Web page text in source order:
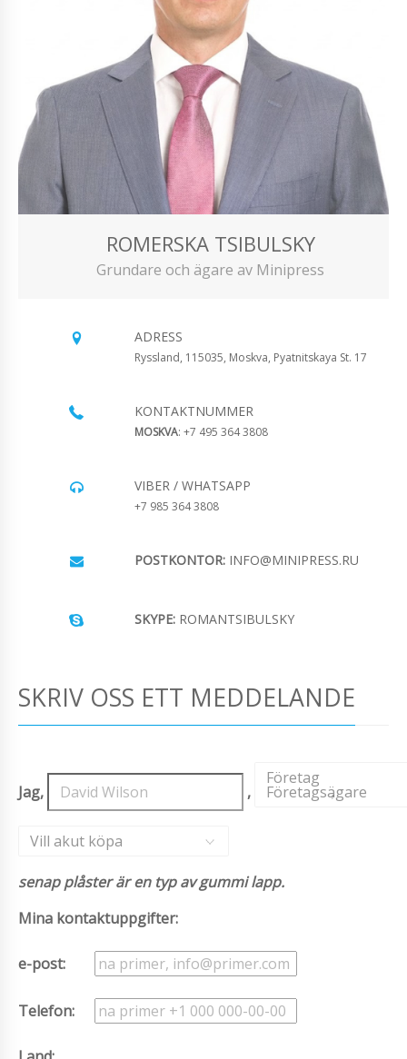
ROMERSKA TSIBULSKY
Grundare och ägare av Minipress
ADRESS
Ryssland, 115035, Moskva, Pyatnitskaya St. 17
KONTAKTNUMMER
MOSKVA: +7 495 364 3808
VIBER / WHATSAPP
+7 985 364 3808
POSTKONTOR: INFO@MINIPRESS.RU
SKYPE: ROMANTSIBULSKY
SKRIV OSS ETT MEDDELANDE
Jag, ,
Företag
Företagsägare
,
Vill akut köpa
senap plåster är en typ av gummi lapp.
Mina kontaktuppgifter:
e-post:
Telefon: